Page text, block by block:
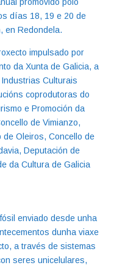
días 18, 19 e 20 de
en Redondela.
impulsado por
da Xunta de Galicia, a
Culturais
coprodutoras do
e Promoción da
de Vimianzo,
de Oleiros, Concello de
Deputación de
da Cultura de Galicia
enviado desde unha
dunha viaxe
a través de sistemas
seres unicelulares,